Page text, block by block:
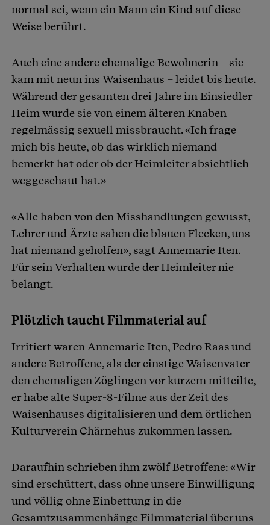
normal sei, wenn ein Mann ein Kind auf diese
Weise berührt.
Auch eine andere ehemalige Bewohnerin – sie
kam mit neun ins Waisenhaus – leidet bis heute.
Während der gesamten drei Jahre im Einsiedler
Heim wurde sie von einem älteren Knaben
regelmässig sexuell missbraucht. «Ich frage
mich bis heute, ob das wirklich niemand
bemerkt hat oder ob der Heimleiter absichtlich
weggeschaut hat.»
«Alle haben von den Misshandlungen gewusst,
Lehrer und Ärzte sahen die blauen Flecken, uns
hat niemand geholfen», sagt Annemarie Iten.
Für sein Verhalten wurde der Heimleiter nie
belangt.
Plötzlich taucht Filmmaterial auf
Irritiert waren Annemarie Iten, Pedro Raas und
andere Betroffene, als der einstige Waisenvater
den ehemaligen Zöglingen vor kurzem mitteilte,
er habe alte Super-8-Filme aus der Zeit des
Waisenhauses digitalisieren und dem örtlichen
Kulturverein Chärnehus zukommen lassen.
Daraufhin schrieben ihm zwölf Betroffene: «Wir
sind erschüttert, dass ohne unsere Einwilligung
und völlig ohne Einbettung in die
Gesamtzusammenhänge Filmmaterial über uns